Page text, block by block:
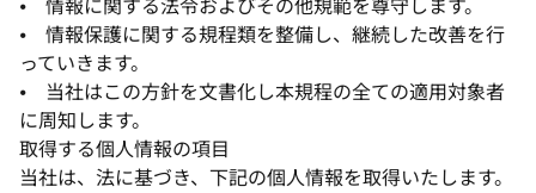
⦁ 情報保護に関する規程類を整備し、継続した改善を行
っていきます。
⦁ 当社はこの方針を文書化し本規程の全ての適用対象者
に周知します。
取得する個人情報の項目
当社は、法に基づき、下記の個人情報を取得いたします。